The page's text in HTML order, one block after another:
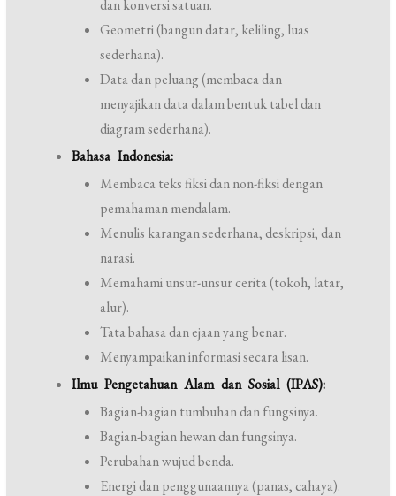
dan konversi satuan.
Geometri (bangun datar, keliling, luas
sederhana).
Data dan peluang (membaca dan
menyajikan data dalam bentuk tabel dan
diagram sederhana).
Bahasa Indonesia:
Membaca teks fiksi dan non-fiksi dengan
pemahaman mendalam.
Menulis karangan sederhana, deskripsi, dan
narasi.
Memahami unsur-unsur cerita (tokoh, latar,
alur).
Tata bahasa dan ejaan yang benar.
Menyampaikan informasi secara lisan.
Ilmu Pengetahuan Alam dan Sosial (IPAS):
Bagian-bagian tumbuhan dan fungsinya.
Bagian-bagian hewan dan fungsinya.
Perubahan wujud benda.
Energi dan penggunaannya (panas, cahaya).